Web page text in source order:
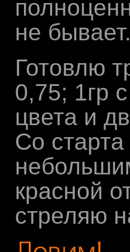
не бывает.
Готовлю
0,75; 1гр
цвета и
Со
красной
стреляю